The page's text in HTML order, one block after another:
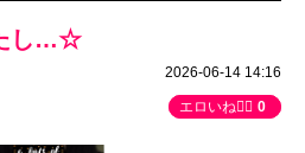
し…☆
2026-06-14 14:16
エロいね👍🏻 0